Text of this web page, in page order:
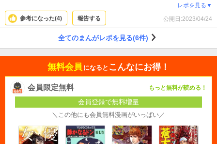
レポを見る▼
参考になった(4) 報告する 公開日:2023/04/24
全てのまんがレポを見る(6件)
無料会員 になると こんなにお得！
会員限定無料 もっと無料が読める！
会員登録で無料増量
＼この他にも会員無料漫画がいっぱい／